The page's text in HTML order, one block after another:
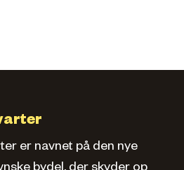
er navnet på den nye